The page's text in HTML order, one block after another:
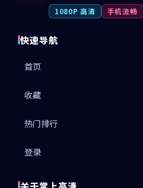
1080P 高清 手机流畅
快速导航
首页
收藏
热门排行
登录